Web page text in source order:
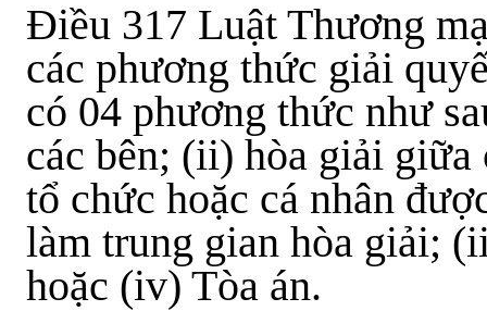
Điều 317 Luật Thương
các phương thức giải
có 04 phương thức như
các bên; (ii) hòa giải giữa
tổ chức hoặc cá nhân
làm trung gian hòa giải;
hoặc (iv) Tòa án.